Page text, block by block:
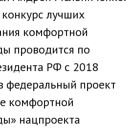
лучших
комфортной
проводится по
РФ с 2018
федеральный проект
комфортной
нацпроекта